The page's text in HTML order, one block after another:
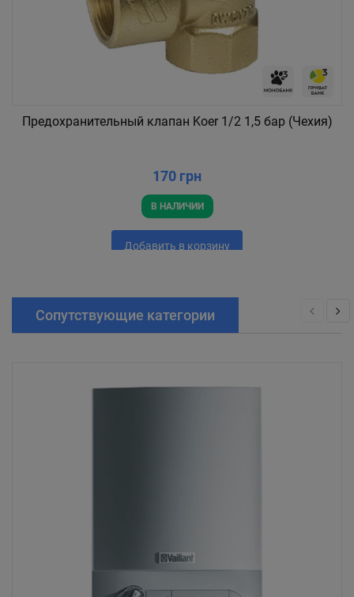
Предохранительный клапан Koer 1/2 1,5 бар (Чехия)
170 грн
В НАЛИЧИИ
Добавить в корзину
Сопутствующие категории